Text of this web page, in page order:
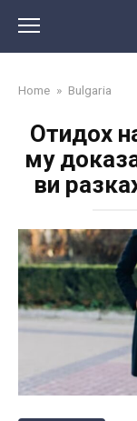
content
Home » Bulgaria
Отидох
му
ви